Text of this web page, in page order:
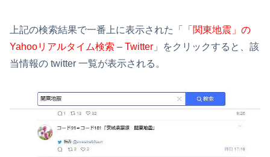
上記の検索結果で一番上に表示された「
「関東地震」の
Yahooリアルタイム検索 – Twitter 」をクリックすると、該
当情報の twitter 一覧が表示される。